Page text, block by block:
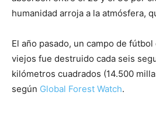
humanidad arroja a la atmósfera,
El año pasado, un campo de
viejos fue destruido cada seis
kilómetros cuadrados (14.500
según Global Forest Watch.